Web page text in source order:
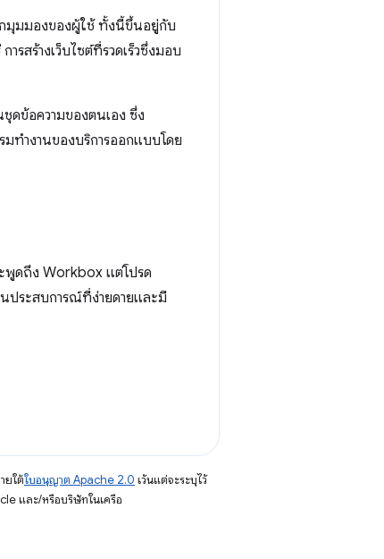
มุมมองของผู้ใช้ ทั้งนี้ขึ้นอยู่กับ
รสร้างเว็บไซต์ที่รวดเร็วซึ่งมอบ
ดข้อความของตนเอง ซึ่ง
ทำงานของบริการออกแบบโดย
พูดถึง Workbox แต่โปรด
นประสบการณ์ที่ง่ายดายและมี
ยใต้ใบอนุญาต Apache 2.0 เว้นแต่จะระบุไว้
และ/หรือบริษัทในเครือ